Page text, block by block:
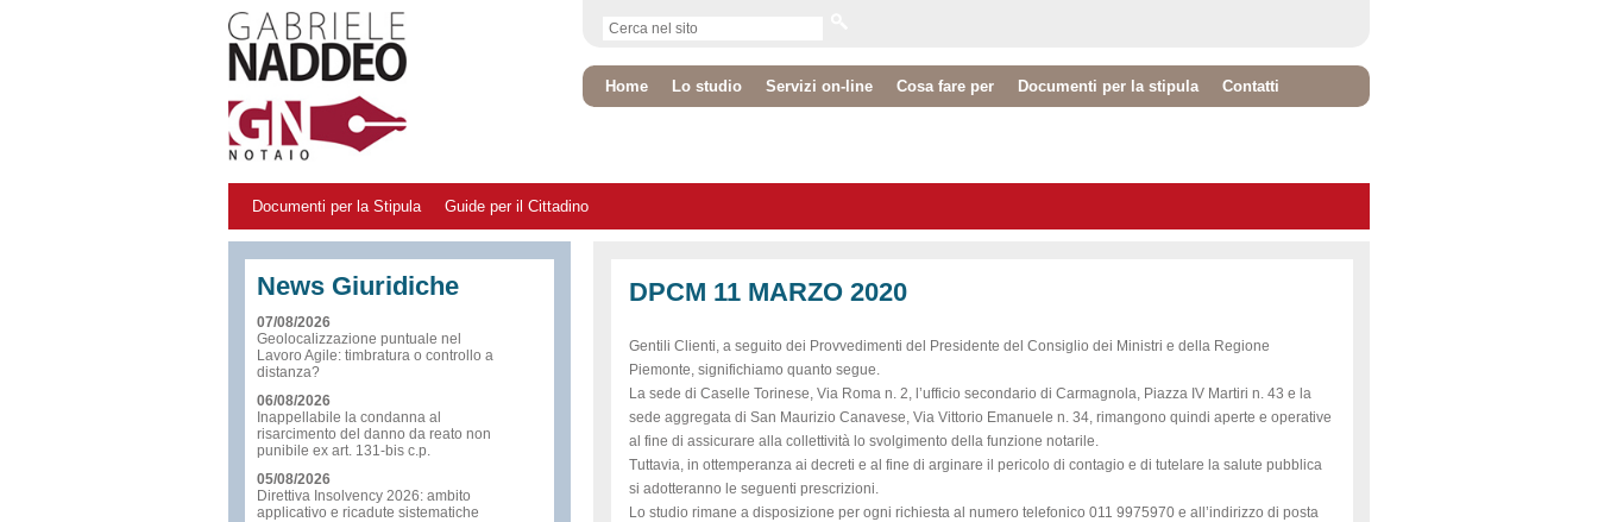
Home Lo studio Servizi on-line Cosa fare per Documenti per la stipula Contatti
Documenti per la Stipula Guide per il Cittadino
DPCM 11 MARZO 2020
Gentili Clienti, a seguito dei Provvedimenti del Presidente del Consiglio dei Ministri e della Regione
Piemonte, significhiamo quanto segue.
La sede di Caselle Torinese, Via Roma n. 2, l’ufficio secondario di Carmagnola, Piazza IV Martiri n. 43 e la
sede aggregata di San Maurizio Canavese, Via Vittorio Emanuele n. 34, rimangono quindi aperte e operative
al fine di assicurare alla collettività lo svolgimento della funzione notarile.
Tuttavia, in ottemperanza ai decreti e al fine di arginare il pericolo di contagio e di tutelare la salute pubblica
si adotteranno le seguenti prescrizioni.
Lo studio rimane a disposizione per ogni richiesta al numero telefonico 011 9975970 e all’indirizzo di posta
News Giuridiche
07/08/2026
Geolocalizzazione puntuale nel
Lavoro Agile: timbratura o controllo a
distanza?
06/08/2026
Inappellabile la condanna al
risarcimento del danno da reato non
punibile ex art. 131-bis c.p.
05/08/2026
Direttiva Insolvency 2026: ambito
applicativo e ricadute sistematiche